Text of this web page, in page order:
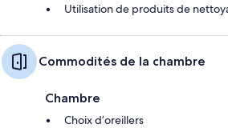
Utilisation de produits de
Commodités de la chambre
Chambre
Choix d’oreillers